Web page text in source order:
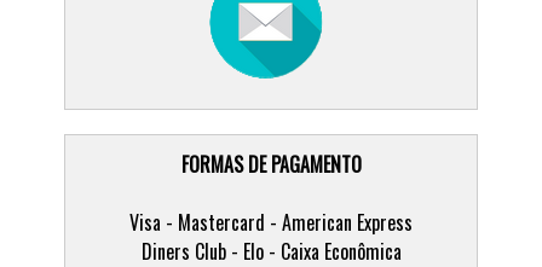
FORMAS DE PAGAMENTO
Visa - Mastercard - American Express
Diners Club - Elo - Caixa Econômica